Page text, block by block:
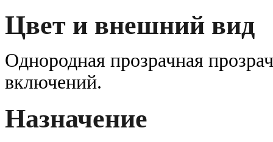
Цвет и внешний вид
Однородная прозрачная
включений.
Назначение